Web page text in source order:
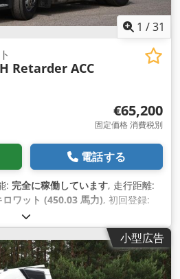
1 /31
Retarder ACC
€65,200
固定価格 消費税別
電話する
: 完全に稼働しています, 走行距離:
ワット (450.03 馬力), 初回登録:
ーゼル
イールベース:375 mm, 色:白色,
, 排出クラス:ユーロ6, 製造年:2023,
cm³, ステアリングホイールの
リング, 整備記録全完備,
小型広告